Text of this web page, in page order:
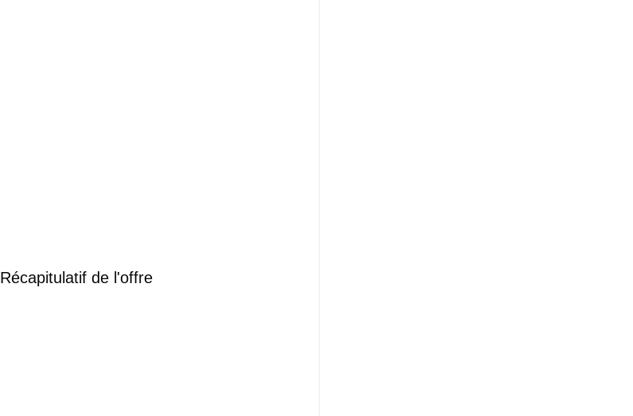
Récapitulatif de l'offre